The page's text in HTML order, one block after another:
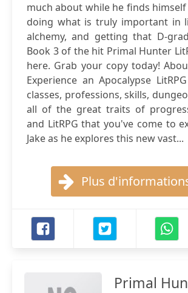
much about while he finds
doing what is truly important in
alchemy, and getting that D-
Book 3 of the hit Primal Hunter
here. Grab your copy today!
Experience an Apocalypse
classes, professions, skills,
all of the great traits of
and LitRPG that you've come to
Jake as he explores this new vast...
Plus
Primal